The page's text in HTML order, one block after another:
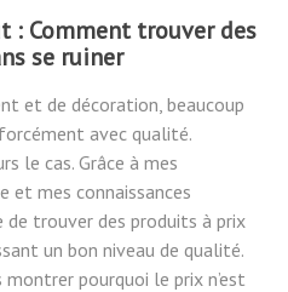
: Comment trouver des
se ruiner
et de décoration, beaucoup
avec qualité.
le cas. Grâce à mes
et mes connaissances
de trouver des produits à prix
un bon niveau de qualité.
pourquoi le prix n’est